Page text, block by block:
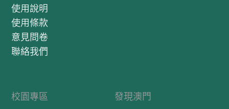
使用說明
使用條款
意見問卷
聯絡我們
校園專區
發現澳門